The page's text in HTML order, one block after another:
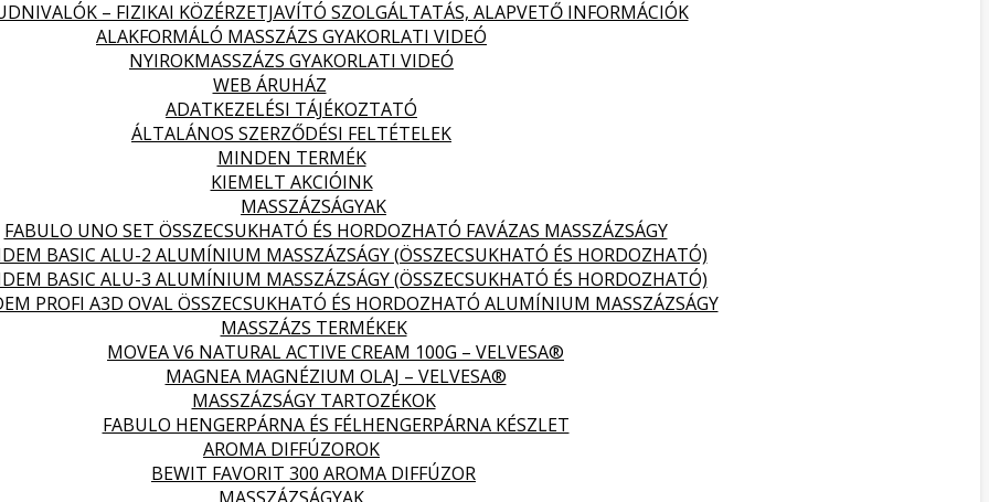
– FIZIKAI KÖZÉRZETJAVÍTÓ SZOLGÁLTATÁS, ALAPVETŐ INFORMÁCIÓK
ALAKFORMÁLÓ MASSZÁZS GYAKORLATI VIDEÓ
NYIROKMASSZÁZS GYAKORLATI VIDEÓ
WEB ÁRUHÁZ
ADATKEZELÉSI TÁJÉKOZTATÓ
ÁLTALÁNOS SZERZŐDÉSI FELTÉTELEK
MINDEN TERMÉK
KIEMELT AKCIÓINK
MASSZÁZSÁGYAK
FABULO UNO SET ÖSSZECSUKHATÓ ÉS HORDOZHATÓ FAVÁZAS MASSZÁZSÁGY
BASIC ALU-2 ALUMÍNIUM MASSZÁZSÁGY (ÖSSZECSUKHATÓ ÉS HORDOZHATÓ)
BASIC ALU-3 ALUMÍNIUM MASSZÁZSÁGY (ÖSSZECSUKHATÓ ÉS HORDOZHATÓ)
PROFI A3D OVAL ÖSSZECSUKHATÓ ÉS HORDOZHATÓ ALUMÍNIUM MASSZÁZSÁGY
MASSZÁZS TERMÉKEK
MOVEA V6 NATURAL ACTIVE CREAM 100G – VELVESA®
MAGNEA MAGNÉZIUM OLAJ – VELVESA®
MASSZÁZSÁGY TARTOZÉKOK
FABULO HENGERPÁRNA ÉS FÉLHENGERPÁRNA KÉSZLET
AROMA DIFFÚZOROK
BEWIT FAVORIT 300 AROMA DIFFÚZOR